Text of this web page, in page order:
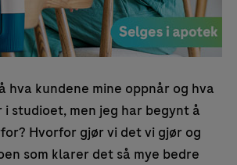
hva kundene mine oppnår og hva
studioet, men jeg har begynt å
Hvorfor gjør vi det vi gjør og
som klarer det så mye bedre